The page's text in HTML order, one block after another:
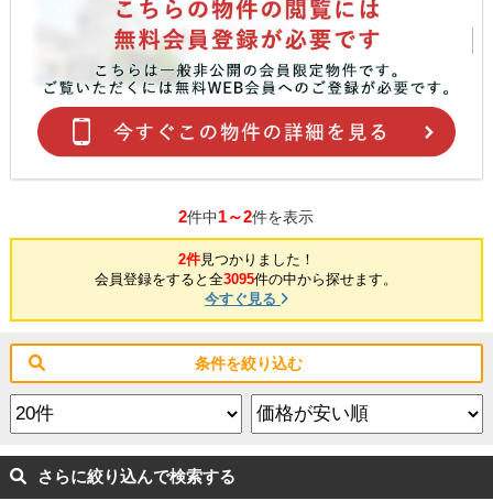
2件中1～2件を表示
2件見つかりました！
会員登録をすると全3095件の中から探せます。
今すぐ見る
条件を絞り込む
さらに絞り込んで検索する